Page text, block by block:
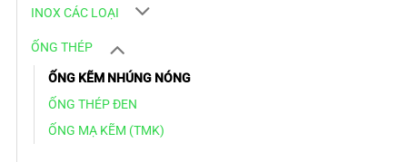
INOX CÁC LOẠI
ỐNG THÉP
ỐNG KẼM NHÚNG NÓNG
ỐNG THÉP ĐEN
ỐNG MẠ KẼM (TMK)